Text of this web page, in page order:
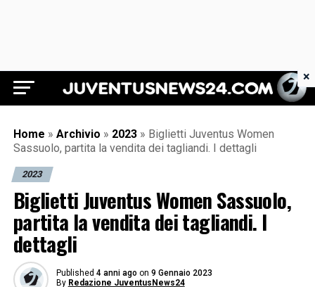
Juventus News 24
Home » Archivio » 2023 » Biglietti Juventus Women
Sassuolo, partita la vendita dei tagliandi. I dettagli
2023
Biglietti Juventus Women Sassuolo,
partita la vendita dei tagliandi. I
dettagli
Published 4 anni ago on 9 Gennaio 2023
By Redazione JuventusNews24
×